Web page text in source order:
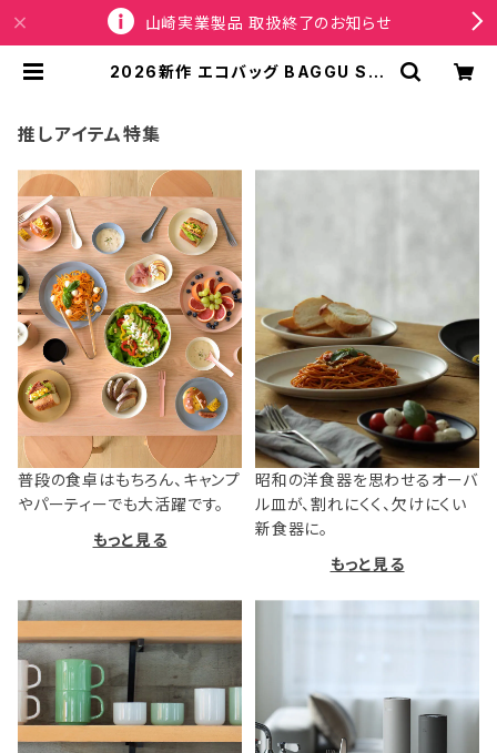
山崎実業製品 取扱終了のお知らせ
2026新作 エコバッグ BAGGU Sta
推しアイテム特集
普段の食卓はもちろん、キャンプ
やパーティーでも大活躍です。
もっと見る
昭和の洋食器を思わせるオーバ
ル皿が、割れにくく、欠けにくい
新食器に。
もっと見る